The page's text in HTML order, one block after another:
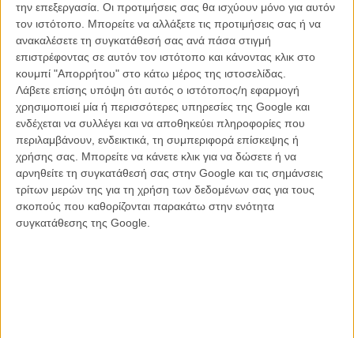
την επεξεργασία. Οι προτιμήσεις σας θα ισχύουν μόνο για αυτόν
τον ιστότοπο. Μπορείτε να αλλάξετε τις προτιμήσεις σας ή να
ανακαλέσετε τη συγκατάθεσή σας ανά πάσα στιγμή
επιστρέφοντας σε αυτόν τον ιστότοπο και κάνοντας κλικ στο
κουμπί "Απορρήτου" στο κάτω μέρος της ιστοσελίδας.
Λάβετε επίσης υπόψη ότι αυτός ο ιστότοπος/η εφαρμογή
χρησιμοποιεί μία ή περισσότερες υπηρεσίες της Google και
ενδέχεται να συλλέγει και να αποθηκεύει πληροφορίες που
περιλαμβάνουν, ενδεικτικά, τη συμπεριφορά επίσκεψης ή
χρήσης σας. Μπορείτε να κάνετε κλικ για να δώσετε ή να
αρνηθείτε τη συγκατάθεσή σας στην Google και τις σημάνσεις
τρίτων μερών της για τη χρήση των δεδομένων σας για τους
σκοπούς που καθορίζονται παρακάτω στην ενότητα
συγκατάθεσης της Google.
Μεθυστικό ύψος και περιστροφή που κόβει την ανάσα υπόσχεται ο
τίτλος της ταινίας, σαν το γιγαντιαίο καρουσέλ που φέρνει τ' όνομά
της, γεμάτη κοριτσίστικη, queer, βαμπιρική ενέργεια. Στην υπόθεση
του «Starflyer», η Νίκι και η Ορόρα συναντιούνται ένα βράδυ στο
Allou Fun Park. Θα ανακαλύψουν ότι προέρχονται από τον ίδιο
κόσμο. Και οι δύο μοιράζονται ένα μυστικό. Η Νίκι επισκέπτεται το
πάρκο για πρώτη φορά. Η Ορόρα είναι εκεί κάθε βράδυ,
«μεθώντας» από τη μυρωδιά των φοβισμένων ανθρώπων. Η Νίκι
παρασύρεται από την Ορόρα. Αφήνει πίσω της τους φόβους της και